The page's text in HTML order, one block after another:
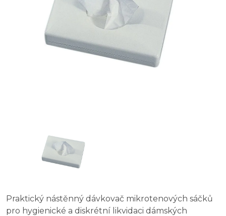
Praktický nástěnný dávkovač mikrotenových sáčků
pro hygienické a diskrétní likvidaci dámských